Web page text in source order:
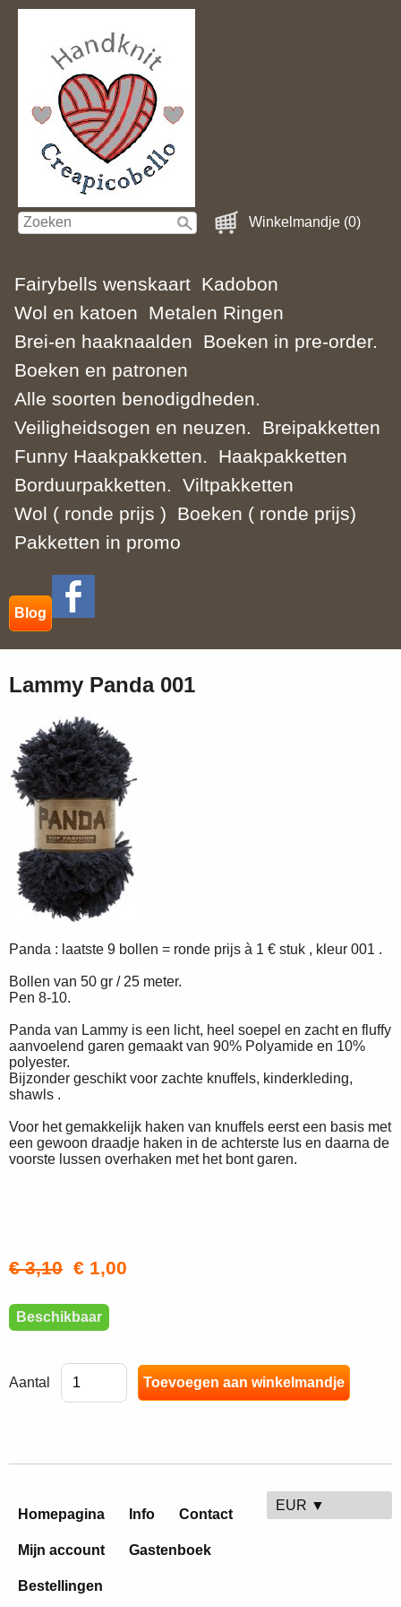
Winkelmandje (0)
Fairybells wenskaart Kadobon
Wol en katoen
Metalen Ringen
Brei-en haaknaalden
Boeken in pre-order.
Boeken en patronen
Alle soorten benodigdheden.
Veiligheidsogen en neuzen.
Breipakketten
Funny Haakpakketten.
Haakpakketten
Borduurpakketten.
Viltpakketten
Wol ( ronde prijs )
Boeken ( ronde prijs)
Pakketten in promo
Blog
Lammy Panda 001
Panda : laatste 9 bollen = ronde prijs à 1 € stuk , kleur 001 .
Bollen van 50 gr / 25 meter.
Pen 8-10.
Panda van Lammy is een licht, heel soepel en zacht en fluffy
aanvoelend garen gemaakt van 90% Polyamide en 10%
polyester.
Bijzonder geschikt voor zachte knuffels, kinderkleding,
shawls .
Voor het gemakkelijk haken van knuffels eerst een basis met
een gewoon draadje haken in de achterste lus en daarna de
voorste lussen overhaken met het bont garen.
€ 3,10 € 1,00
Beschikbaar
Aantal
Homepagina Info Contact
Mijn account Gastenboek
Bestellingen
EUR ▼